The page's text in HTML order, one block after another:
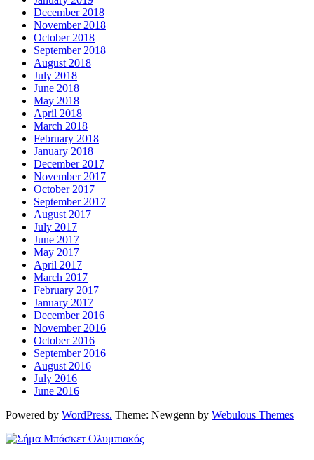
December 2018
November 2018
October 2018
September 2018
August 2018
July 2018
June 2018
May 2018
April 2018
March 2018
February 2018
January 2018
December 2017
November 2017
October 2017
September 2017
August 2017
July 2017
June 2017
May 2017
April 2017
March 2017
February 2017
January 2017
December 2016
November 2016
October 2016
September 2016
August 2016
July 2016
June 2016
Powered by WordPress. Theme: Newgenn by Webulous Themes